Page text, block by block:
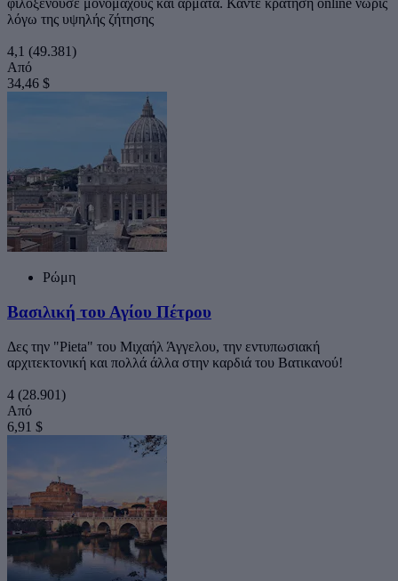
φιλοξενούσε μονομάχους και άρματα. Κάντε κράτηση online νωρίς
λόγω της υψηλής ζήτησης
4,1 (49.381)
Από
34,46 $
Ρώμη
Βασιλική του Αγίου Πέτρου
Δες την "Pieta" του Μιχαήλ Άγγελου, την εντυπωσιακή
αρχιτεκτονική και πολλά άλλα στην καρδιά του Βατικανού!
4 (28.901)
Από
6,91 $